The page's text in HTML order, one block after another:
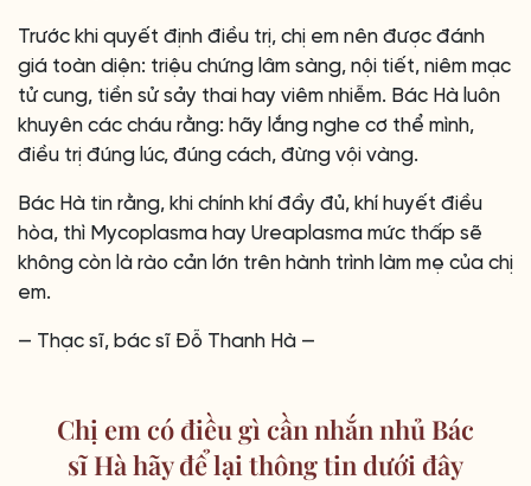
Trước khi quyết định điều trị, chị em nên được đánh
giá toàn diện: triệu chứng lâm sàng, nội tiết, niêm mạc
tử cung, tiền sử sảy thai hay viêm nhiễm. Bác Hà luôn
khuyên các cháu rằng: hãy lắng nghe cơ thể mình,
điều trị đúng lúc, đúng cách, đừng vội vàng.
Bác Hà tin rằng, khi chính khí đầy đủ, khí huyết điều
hòa, thì Mycoplasma hay Ureaplasma mức thấp sẽ
không còn là rào cản lớn trên hành trình làm mẹ của chị
em.
— Thạc sĩ, bác sĩ Đỗ Thanh Hà —
Chị em có điều gì cần nhắn nhủ Bác
sĩ Hà hãy để lại thông tin dưới đây